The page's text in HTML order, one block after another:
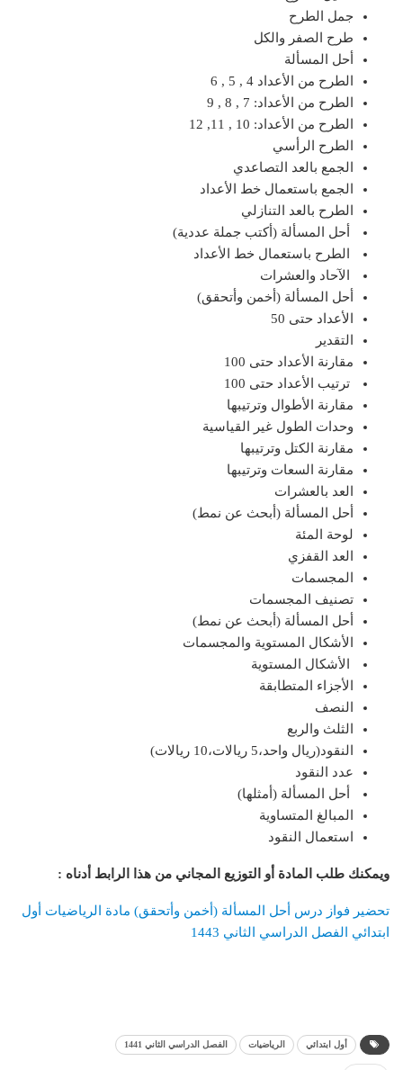
جمل الطرح
طرح الصفر والكل
أحل المسألة
الطرح من الأعداد 4 , 5 , 6
الطرح من الأعداد: 7 , 8 , 9
الطرح من الأعداد: 10 , 11, 12
الطرح الرأسي
الجمع بالعد التصاعدي
الجمع باستعمال خط الأعداد
الطرح بالعد التنازلي
أحل المسألة (أكتب جملة عددية)
الطرح باستعمال خط الأعداد
الآحاد والعشرات
أحل المسألة (أخمن وأتحقق)
الأعداد حتى 50
التقدير
مقارنة الأعداد حتى 100
ترتيب الأعداد حتى 100
مقارنة الأطوال وترتيبها
وحدات الطول غير القياسية
مقارنة الكتل وترتيبها
مقارنة السعات وترتيبها
العد بالعشرات
أحل المسألة (أبحث عن نمط)
لوحة المئة
العد القفزي
المجسمات
تصنيف المجسمات
أحل المسألة (أبحث عن نمط)
الأشكال المستوية والمجسمات
الأشكال المستوية
الأجزاء المتطابقة
النصف
الثلث والربع
النقود(ريال واحد،5 ريالات،10 ريالات)
عدد النقود
أحل المسألة (أمثلها)
المبالغ المتساوية
استعمال النقود
ويمكنك طلب المادة أو التوزيع المجاني من هذا الرابط أدناه :
تحضير فواز درس أحل المسألة (أخمن وأتحقق) مادة الرياضيات أول
ابتدائي الفصل الدراسي الثاني 1443
أول ابتدائي الرياضيات الفصل الدراسي الثاني 1441